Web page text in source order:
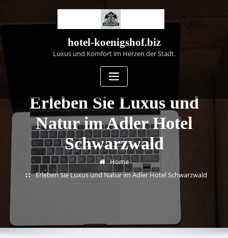
content
hotel-koenigshof.biz
Luxus und Komfort im Herzen der Stadt.
Erleben Sie Luxus und
Natur im Adler Hotel
Schwarzwald
Home
Erleben Sie Luxus und Natur im Adler Hotel Schwarzwald